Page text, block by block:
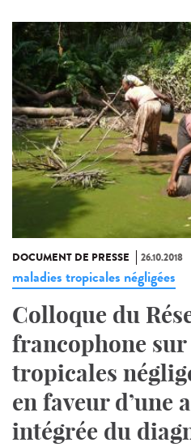
DOCUMENT DE PRESSE 26.10.2018
maladies tropicales négligées
Colloque du
francophone
tropicales
en faveur d’une
intégrée du